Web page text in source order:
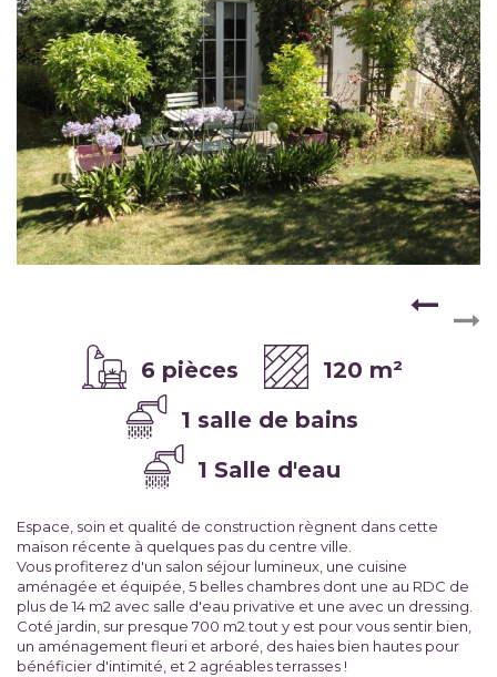
6 pièces
120 m²
1 salle de bains
1 Salle d'eau
Espace, soin et qualité de construction règnent dans cette
maison récente à quelques pas du centre ville.
Vous profiterez d'un salon séjour lumineux, une cuisine
aménagée et équipée, 5 belles chambres dont une au RDC de
plus de 14 m2 avec salle d'eau privative et une avec un dressing.
Coté jardin, sur presque 700 m2 tout y est pour vous sentir bien,
un aménagement fleuri et arboré, des haies bien hautes pour
bénéficier d'intimité, et 2 agréables terrasses !